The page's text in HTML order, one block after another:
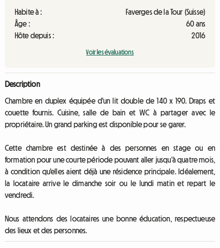
Habite à :
Faverges de la Tour (Suisse)
Âge :
60 ans
Hôte depuis :
2016
Voir les évaluations
Description
Chambre en duplex équipée d'un lit double de 140 x 190. Draps et
couette fournis. Cuisine, salle de bain et WC à partager avec le
propriétaire. Un grand parking est disponible pour se garer.
Cette chambre est destinée à des personnes en stage ou en
formation pour une courte période pouvant aller jusqu'à quatre mois,
à condition qu'elles aient déjà une résidence principale. Idéalement,
la locataire arrive le dimanche soir ou le lundi matin et repart le
vendredi.
Nous attendons des locataires une bonne éducation, respectueuse
des lieux et des personnes.